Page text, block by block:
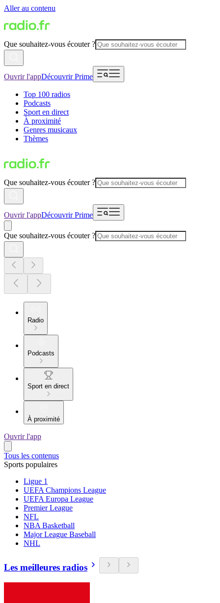
Aller au contenu
Que souhaitez-vous écouter ?
Ouvrir l'appDécouvrir Prime
Top 100 radios
Podcasts
Sport en direct
À proximité
Genres musicaux
Thèmes
Que souhaitez-vous écouter ?
Ouvrir l'appDécouvrir Prime
Que souhaitez-vous écouter ?
Radio
Podcasts
Sport en direct
À proximité
Ouvrir l'app
Tous les contenus
Sports populaires
Ligue 1
UEFA Champions League
UEFA Europa League
Premier League
NFL
NBA Basketball
Major League Baseball
NHL
Les meilleures radios